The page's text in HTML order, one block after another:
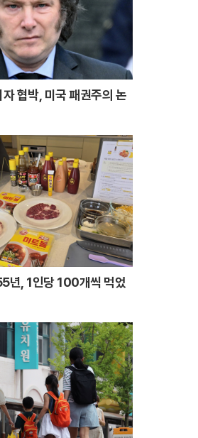
협박, 미국 패권주의 논
년, 1인당 100개씩 먹었